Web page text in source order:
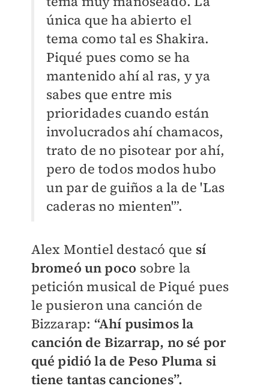
única que ha abierto el
tema como tal es Shakira.
Piqué pues como se ha
mantenido ahí al ras, y ya
sabes que entre mis
prioridades cuando están
involucrados ahí chamacos,
trato de no pisotear por ahí,
pero de todos modos hubo
un par de guiños a la de 'Las
caderas no mienten'”.
Alex Montiel destacó que sí
bromeó un poco sobre la
petición musical de Piqué pues
le pusieron una canción de
Bizzarap: “Ahí pusimos la
canción de Bizarrap, no sé por
qué pidió la de Peso Pluma si
tiene tantas canciones”.